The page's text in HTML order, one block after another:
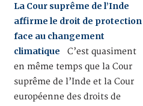
La Cour suprême de l’Inde
affirme le droit de protection
face au changement
climatique C’est quasiment
en même temps que la Cour
suprême de l’Inde et la Cour
européenne des droits de